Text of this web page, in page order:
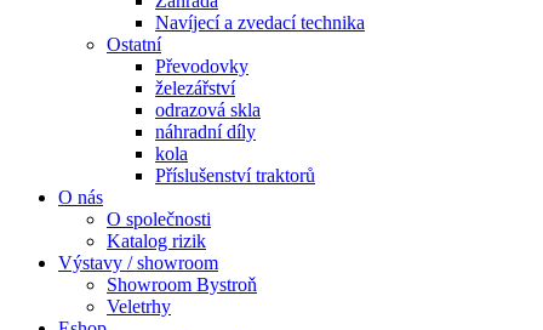
Navíjecí a zvedací technika
Ostatní
Převodovky
železářství
odrazová skla
náhradní díly
kola
Příslušenství traktorů
O nás
O společnosti
Katalog rizik
Výstavy / showroom
Showroom Bystroň
Veletrhy